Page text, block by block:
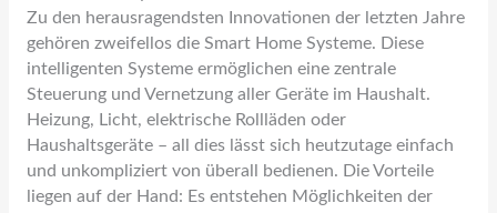
Zu den herausragendsten Innovationen der letzten Jahre
gehören zweifellos die Smart Home Systeme. Diese
intelligenten Systeme ermöglichen eine zentrale
Steuerung und Vernetzung aller Geräte im Haushalt.
Heizung, Licht, elektrische Rollläden oder
Haushaltsgeräte – all dies lässt sich heutzutage einfach
und unkompliziert von überall bedienen. Die Vorteile
liegen auf der Hand: Es entstehen Möglichkeiten der